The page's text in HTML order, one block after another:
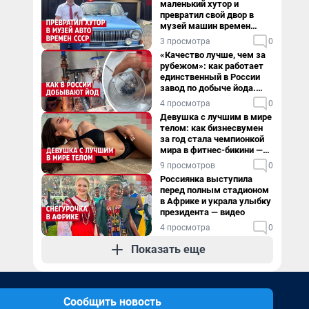
маленький хутор и
превратил свой двор в
музей машин времен
СССР. Видео
3 просмотра 0
«Качество лучше, чем за
рубежом»: как работает
единственный в России
завод по добыче йода.
Видео
4 просмотра 0
Девушка с лучшим в мире
телом: как бизнесвумен
за год стала чемпионкой
мира в фитнес-бикини —
видео
9 просмотров 0
Россиянка выступила
перед полным стадионом
в Африке и украла улыбку
президента — видео
4 просмотра 0
Показать еще
Сообщить новость